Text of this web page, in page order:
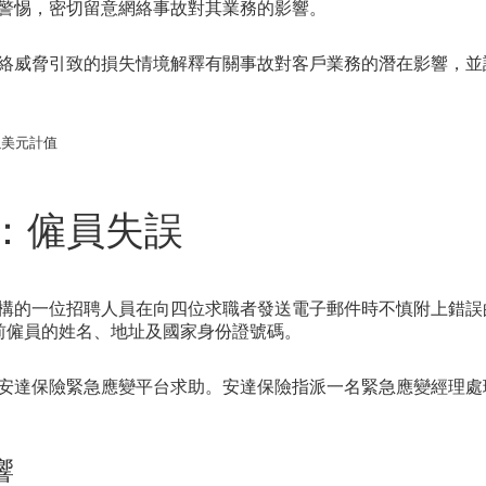
惕，密切留意網絡事故對其業務的影響。
威脅引致的損失情境解釋有關事故對客戶業務的潛在影響，
元計值
僱員失誤
的一位招聘人員在向四位求職者發送電子郵件時不慎附上錯
員的姓名、地址及國家身份證號碼。
達保險緊急應變平台求助。安達保險指派一名緊急應變經理